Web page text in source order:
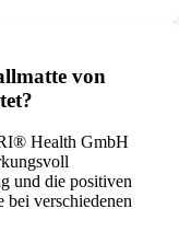
von
Health GmbH
und die positiven
bei verschiedenen